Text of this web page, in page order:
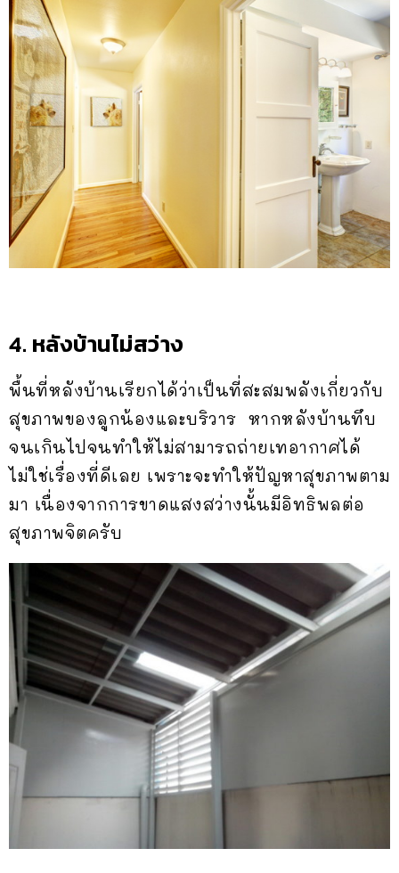
4. หลังบ้านไม่สว่าง
พื้นที่หลังบ้านเรียกได้ว่าเป็นที่สะสมพลังเกี่ยวกับ
สุขภาพของลูกน้องและบริวาร หากหลังบ้านทึบ
จนเกินไปจนทำให้ไม่สามารถถ่ายเทอากาศได้
ไม่ใช่เรื่องที่ดีเลย เพราะจะทำให้ปัญหาสุขภาพตาม
มา เนื่องจากการขาดแสงสว่างนั้นมีอิทธิพลต่อ
สุขภาพจิตครับ